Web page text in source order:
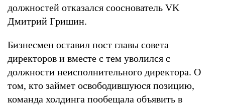
должностей отказался сооснователь VK
Дмитрий Гришин.
Бизнесмен оставил пост главы совета
директоров и вместе с тем уволился с
должности неисполнительного директора. О
том, кто займет освободившуюся позицию,
команда холдинга пообещала объявить в